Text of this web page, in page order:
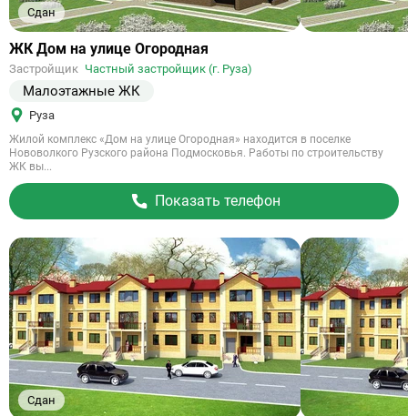
Сдан
Ссылка
объект
ЖК Дом на улице Огородная
Застройщик Частный застройщик (г. Руза)
Малоэтажные ЖК
Руза
Жилой комплекс «Дом на улице Огородная» находится в поселке
Нововолкого Рузского района Подмосковья. Работы по строительству
ЖК вы...
Показать телефон
Сдан